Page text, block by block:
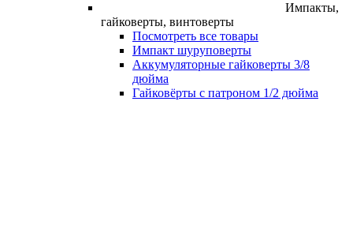
Импакты,
гайковерты, винтоверты
Посмотреть все товары
Импакт шуруповерты
Аккумуляторные гайковерты 3/8
дюйма
Гайковёрты с патроном 1/2 дюйма